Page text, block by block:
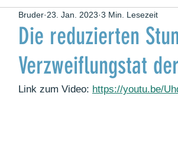
Die reduzierten
Verzweiflungstat
Bruder 23. Jan. 2023 3 Min. Lesezeit
Link zum Video: https://youtu.be/